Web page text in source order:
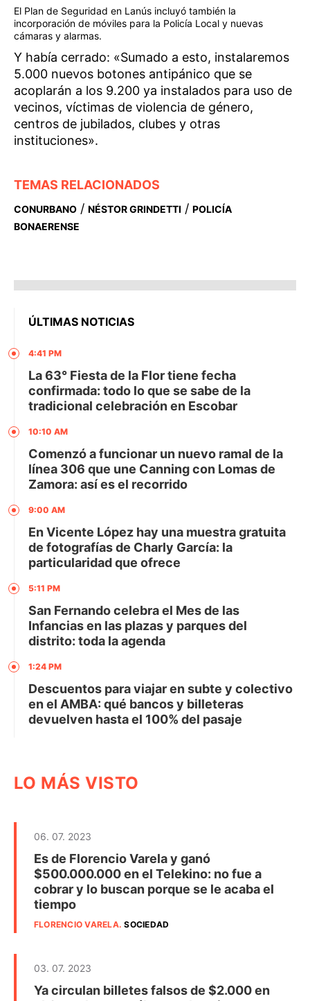
El Plan de Seguridad en Lanús incluyó también la
incorporación de móviles para la Policía Local y nuevas
cámaras y alarmas.
Y había cerrado: «Sumado a esto, instalaremos
5.000 nuevos botones antipánico que se
acoplarán a los 9.200 ya instalados para uso de
vecinos, víctimas de violencia de género,
centros de jubilados, clubes y otras
instituciones».
TEMAS RELACIONADOS
CONURBANO / NÉSTOR GRINDETTI / POLICÍA
BONAERENSE
ÚLTIMAS NOTICIAS
4:41 PM
La 63° Fiesta de la Flor tiene fecha
confirmada: todo lo que se sabe de la
tradicional celebración en Escobar
10:10 AM
Comenzó a funcionar un nuevo ramal de la
línea 306 que une Canning con Lomas de
Zamora: así es el recorrido
9:00 AM
En Vicente López hay una muestra gratuita
de fotografías de Charly García: la
particularidad que ofrece
5:11 PM
San Fernando celebra el Mes de las
Infancias en las plazas y parques del
distrito: toda la agenda
1:24 PM
Descuentos para viajar en subte y colectivo
en el AMBA: qué bancos y billeteras
devuelven hasta el 100% del pasaje
LO MÁS VISTO
06. 07. 2023
Es de Florencio Varela y ganó
$500.000.000 en el Telekino: no fue a
cobrar y lo buscan porque se le acaba el
tiempo
FLORENCIO VARELA.SOCIEDAD
03. 07. 2023
Ya circulan billetes falsos de $2.000 en